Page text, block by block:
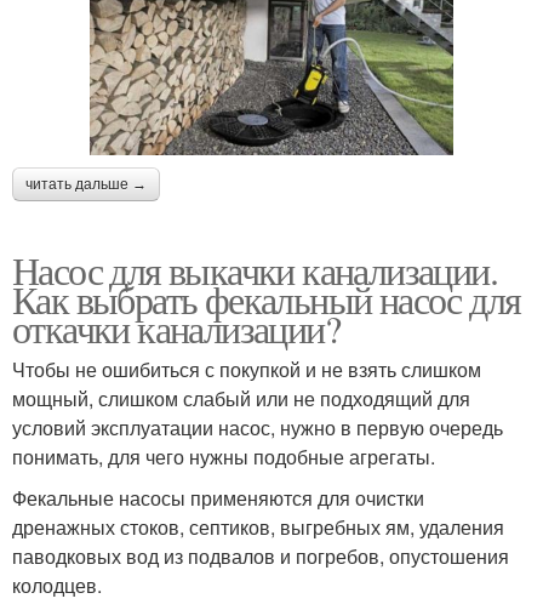
читать дальше →
Насос для выкачки канализации.
Как выбрать фекальный насос для
откачки канализации?
Чтобы не ошибиться с покупкой и не взять слишком
мощный, слишком слабый или не подходящий для
условий эксплуатации насос, нужно в первую очередь
понимать, для чего нужны подобные агрегаты.
Фекальные насосы применяются для очистки
дренажных стоков, септиков, выгребных ям, удаления
паводковых вод из подвалов и погребов, опустошения
колодцев.